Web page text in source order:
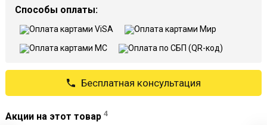
Способы оплаты:
Бесплатная консультация
Акции на этот товар 4